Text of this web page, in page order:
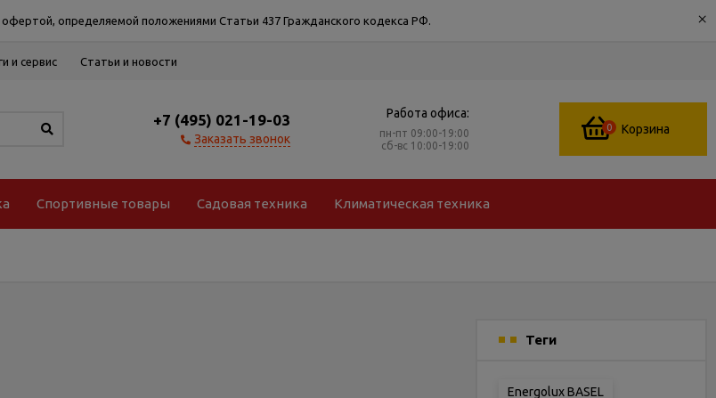
определяемой положениями Статьи 437 Гражданского кодекса РФ. ×
и сервис Статьи и новости
+7 (495) 021-19-03
Заказать звонок
Работа офиса:
пн-пт 09:00-19:00
сб-вс 10:00-19:00
0 Корзина
Спортивные товары Садовая техника Климатическая техника
Теги
Energolux BASEL